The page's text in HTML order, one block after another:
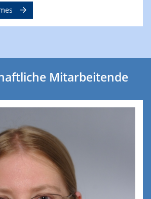
Mitarbeitende